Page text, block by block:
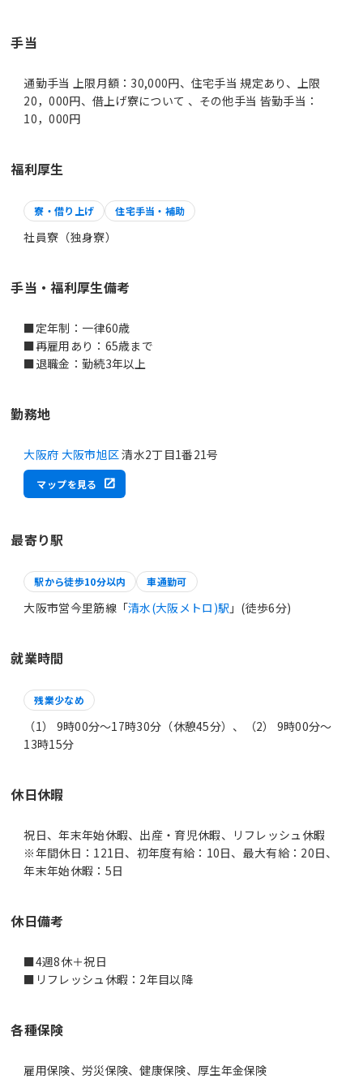
手当
通勤手当 上限月額：30,000円、住宅手当 規定あり、上限
20，000円、借上げ寮について 、その他手当 皆勤手当：
10，000円
福利厚生
寮・借り上げ 住宅手当・補助
社員寮（独身寮）
手当・福利厚生備考
■定年制：一律60歳
■再雇用あり：65歳まで
■退職金：勤続3年以上
勤務地
大阪府 大阪市旭区清水2丁目1番21号
マップを見る
最寄り駅
駅から徒歩10分以内 車通勤可
大阪市営今里筋線「清水(大阪メトロ)駅 」(徒歩6分)
就業時間
残業少なめ
（1） 9時00分〜17時30分（休憩45分）、（2） 9時00分〜
13時15分
休日休暇
祝日、年末年始休暇、出産・育児休暇、リフレッシュ休暇
※年間休日：121日、初年度有給：10日、最大有給：20日、
年末年始休暇：5日
休日備考
■4週8休＋祝日
■リフレッシュ休暇：2年目以降
各種保険
雇用保険、労災保険、健康保険、厚生年金保険